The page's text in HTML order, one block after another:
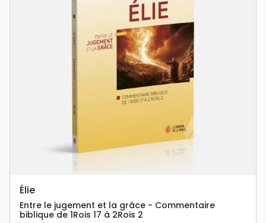
Élie
Entre le jugement et la grâce - Commentaire
biblique de 1Rois 17 à 2Rois 2